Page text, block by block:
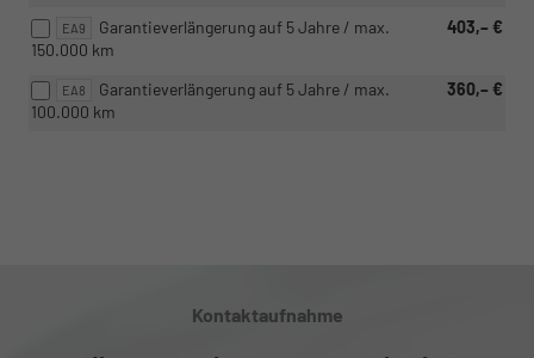
EA9 403,– €
Garantieverlängerung auf 5 Jahre / max.
150.000 km
EA8 360,– €
Garantieverlängerung auf 5 Jahre / max.
100.000 km
Kontaktaufnahme